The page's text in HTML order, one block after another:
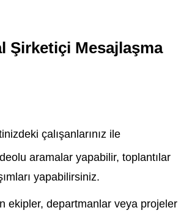
Şirketiçi Mesajlaşma
çalışanlarınız ile
aramalar yapabilir, toplantılar
yapabilirsiniz.
ekipler, departmanlar veya projeler